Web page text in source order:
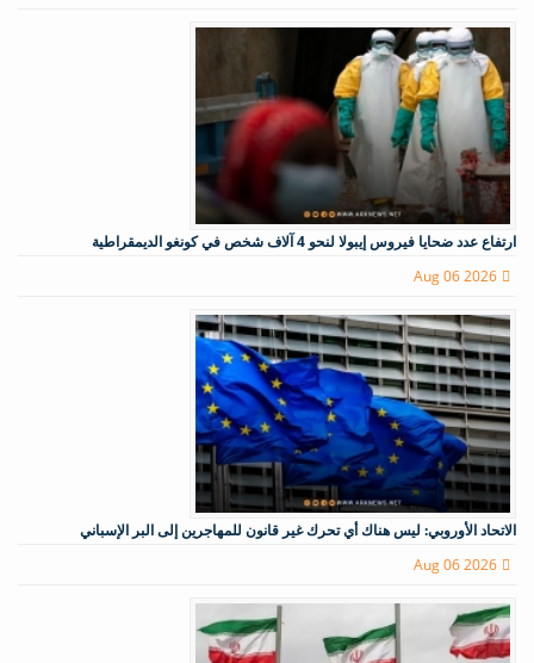
ارتفاع عدد ضحايا فيروس إيبولا لنحو 4 آلاف شخص في كونغو الديمقراطية
Aug 06 2026
الاتحاد الأوروبي: ليس هناك أي تحرك غير قانون للمهاجرين إلى البر الإسباني
Aug 06 2026